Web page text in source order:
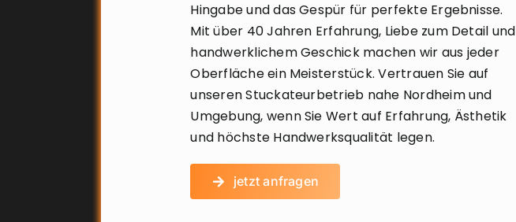
Hingabe und das Gespür für perfekte Ergebnisse.
Mit über 40 Jahren Erfahrung, Liebe zum Detail und
handwerklichem Geschick machen wir aus jeder
Oberfläche ein Meisterstück. Vertrauen Sie auf
unseren Stuckateurbetrieb nahe Nordheim und
Umgebung, wenn Sie Wert auf Erfahrung, Ästhetik
und höchste Handwerksqualität legen.
jetzt anfragen